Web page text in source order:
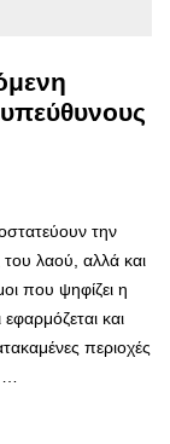
την
του λαού, αλλά και
που ψηφίζει η
και
περιοχές